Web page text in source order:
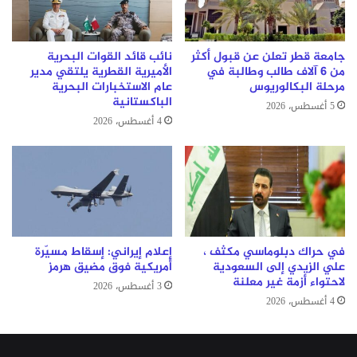
جامعة قطر تعلن عن قبول أكثر
من 6 آلاف طالب وطالبة في
مرحلة البكالوريوس
5 أغسطس، 2026
نائب قائد القوات البحرية
الأميرية القطرية يلتقي مدير
عام الاستخبارات البحرية
الباكستانية
4 أغسطس، 2026
في حراك دبلوماسي مكثف ،
علي الزيدي إلى السعودية
لاحتواء أزمة غير معلنة
4 أغسطس، 2026
إعلام إيراني: إسقاط مسيّرة
أمريكية فوق مضيق هرمز
3 أغسطس، 2026